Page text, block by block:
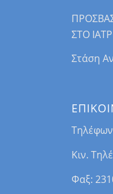
ΣΤΟ
Στάση
Κιν.
Φαξ: